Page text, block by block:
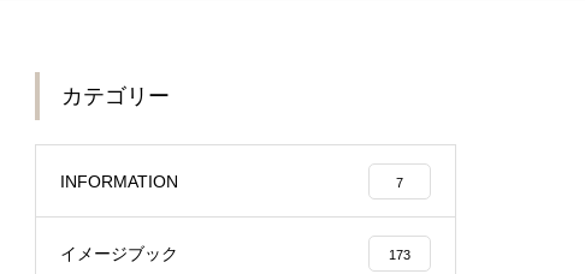
カテゴリー
INFORMATION 7
イメージブック 173